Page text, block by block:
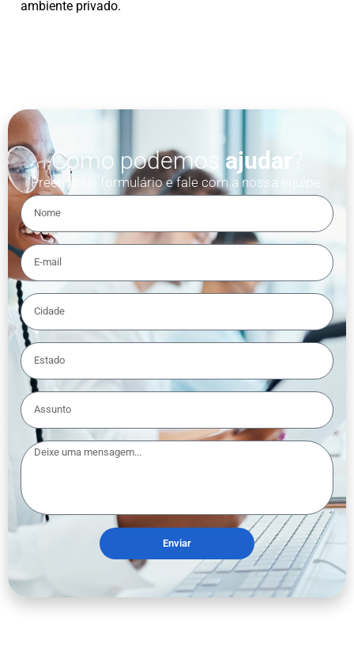
ambiente privado.
Como podemos ajudar
Preencha o formulário e fale com a nossa equipe.
Enviar